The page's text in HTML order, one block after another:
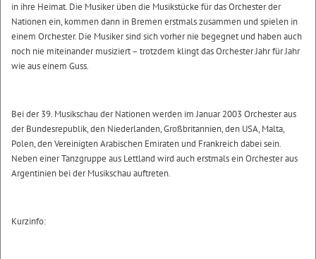
in ihre Heimat. Die Musiker üben die Musikstücke für das Orchester der
Nationen ein, kommen dann in Bremen erstmals zusammen und spielen in
einem Orchester. Die Musiker sind sich vorher nie begegnet und haben auch
noch nie miteinander musiziert – trotzdem klingt das Orchester Jahr für Jahr
wie aus einem Guss.
Bei der 39. Musikschau der Nationen werden im Januar 2003 Orchester aus
der Bundesrepublik, den Niederlanden, Großbritannien, den USA, Malta,
Polen, den Vereinigten Arabischen Emiraten und Frankreich dabei sein.
Neben einer Tanzgruppe aus Lettland wird auch erstmals ein Orchester aus
Argentinien bei der Musikschau auftreten.
Kurzinfo: